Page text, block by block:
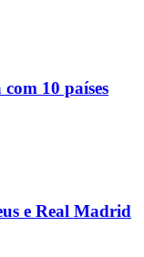
10 países
e Real Madrid